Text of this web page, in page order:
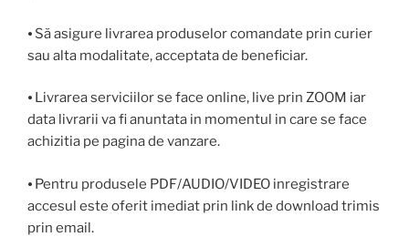
⦁ Să asigure livrarea produselor comandate prin curier
sau alta modalitate, acceptata de beneficiar.
⦁ Livrarea serviciilor se face online, live prin ZOOM iar
data livrarii va fi anuntata in momentul in care se face
achizitia pe pagina de vanzare.
⦁ Pentru produsele PDF/AUDIO/VIDEO inregistrare
accesul este oferit imediat prin link de download trimis
prin email.